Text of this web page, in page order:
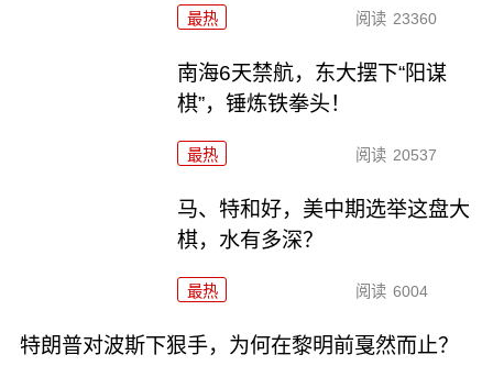
最热 阅读 23360
南海6天禁航，东大摆下“阳谋
棋”，锤炼铁拳头！
最热 阅读 20537
马、特和好，美中期选举这盘大
棋，水有多深？
最热 阅读 6004
特朗普对波斯下狠手，为何在黎明前戛然而止？